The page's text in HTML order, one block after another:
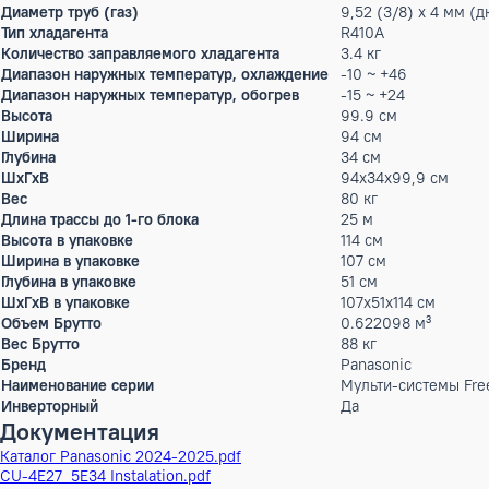
Расход воздуха
3024 / 3336
Параметры электропитания
220-240/1/50
Рабочий ток охлаждение
9.5 А
Рабочий ток обогрев
9.5 А
Max. кол-во комнат
4
Max. кол-во подключаемых внутренних блоков4
Max.длина магистрали
70 м
Перепад высот
15 м
Диаметр труб (жидкость)
Диаметр труб (газ)
Тип хладагента
R410A
Количество заправляемого хладагента
Диапазон наружных температур, охлаждение
-10 ~ +46
Диапазон наружных температур, обогрев
-15 ~ +24
Высота
Ширина
94 см
Глубина
34 см
ШxГxВ
Вес
Длина трассы до 1-го блока
Высота в упаковке